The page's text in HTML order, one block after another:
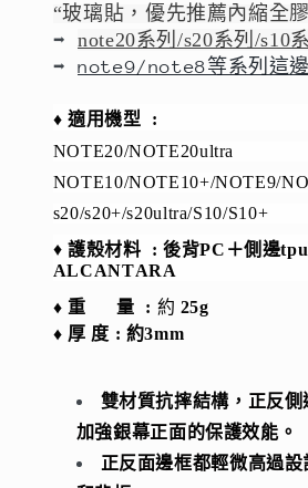
“玻璃貼，優先推薦內縮全
➡note20系列/s20系列/s10
➡note9/note8等系列這
♦️適用機型 :
NOTE20/NOTE20ultra
NOTE10/NOTE10+/NOTE9/
s20/s20+/s20ultra/S10/S10+
♦️護殼材料 : 後背PC＋側邊
ALCANTARA
♦️ 重 量 : 約 25g
♦️ 厚 度 : 約3mm
雙材質抗摔結構， 正反側
加強銀幕正面的保護效能。
正反面邊框都輕微高過